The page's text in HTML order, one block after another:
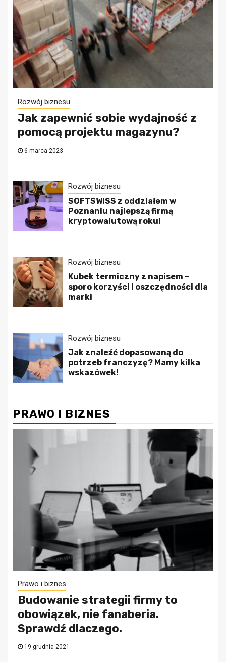
Rozwój biznesu
Jak zapewnić sobie wydajność z
pomocą projektu magazynu?
6 marca 2023
Rozwój biznesu
SOFTSWISS z oddziałem w
Poznaniu najlepszą firmą
kryptowalutową roku!
Rozwój biznesu
Kubek termiczny z napisem –
sporo korzyści i oszczędności dla
marki
Rozwój biznesu
Jak znaleźć dopasowaną do
potrzeb franczyzę? Mamy kilka
wskazówek!
PRAWO I BIZNES
Prawo i biznes
Budowanie strategii firmy to
obowiązek, nie fanaberia.
Sprawdź dlaczego.
19 grudnia 2021